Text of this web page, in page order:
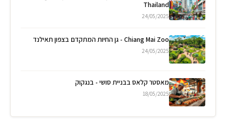
Thailand
24/05/2025
Chiang Mai Zoo - גן החיות המתקדם בצפון תאילנד
24/05/2025
מאסטר קלאס בבניית סושי - בנגקוק
18/05/2025